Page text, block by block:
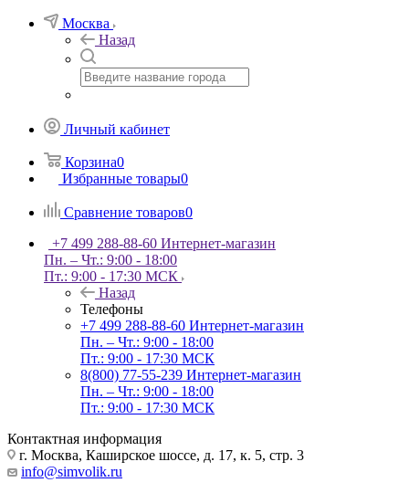
Москва
Назад
Личный кабинет
Корзина0
Избранные товары0
Сравнение товаров0
+7 499 288-88-60 Интернет-магазин
Пн. – Чт.: 9:00 - 18:00
Пт.: 9:00 - 17:30 МСК
Назад
Телефоны
+7 499 288-88-60 Интернет-магазин
Пн. – Чт.: 9:00 - 18:00
Пт.: 9:00 - 17:30 МСК
8(800) 77-55-239 Интернет-магазин
Пн. – Чт.: 9:00 - 18:00
Пт.: 9:00 - 17:30 МСК
Контактная информация
г. Москва, Каширское шоссе, д. 17, к. 5, стр. 3
info@simvolik.ru